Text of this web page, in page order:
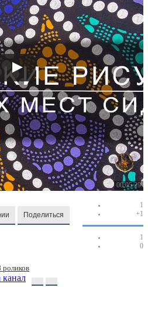
00:05:29
Поделиться
роликов
канал
1
+1
1
0